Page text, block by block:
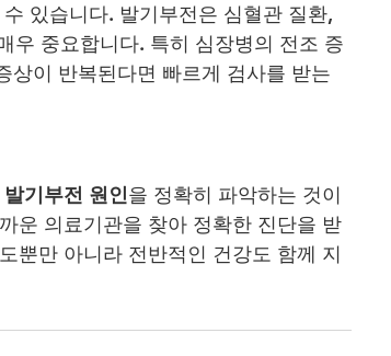
있습니다. 발기부전은 심혈관 질환,
우 중요합니다. 특히 심장병의 전조 증
상이 반복된다면 빠르게 검사를 받는
발기부전 원인을 정확히 파악하는 것이
운 의료기관을 찾아 정확한 진단을 받
뿐만 아니라 전반적인 건강도 함께 지